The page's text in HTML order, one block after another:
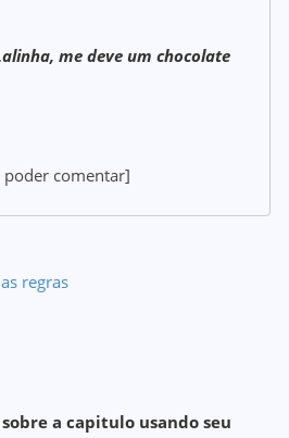
me deve um chocolate
poder comentar]
regras
a capitulo usando seu